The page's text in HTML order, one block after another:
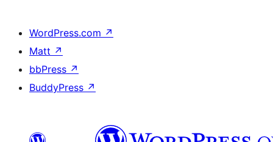
WordPress.com ↗
Matt ↗
bbPress ↗
BuddyPress ↗